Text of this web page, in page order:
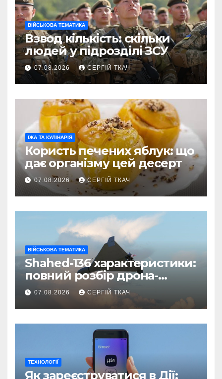
ВІЙСЬКОВА ТЕМАТИКА
Взвод кількість: скільки
людей у підрозділі ЗСУ
07.08.2026 СЕРГІЙ ТКАЧ
ЇЖА ТА КУЛІНАРІЯ
Користь печених яблук: що
дає організму цей десерт
07.08.2026 СЕРГІЙ ТКАЧ
ВІЙСЬКОВА ТЕМАТИКА
Shahed-136 характеристики:
повний розбір дрона-
камікадзе
07.08.2026 СЕРГІЙ ТКАЧ
ТЕХНОЛОГІЇ
Як зареєструватися в Дії: